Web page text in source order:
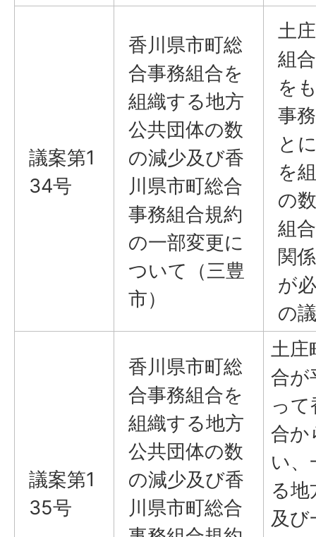
議案第1
34号
香川県市町総
合事務組合を
組織する地方
公共団体の数
の減少及び香
川県市町総合
事務組合規約
の一部変更に
ついて（三豊
市）
土
組
を
事
と
を
の
組
関
が
の
議案第1
35号
香川県市町総
合事務組合を
組織する地方
公共団体の数
の減少及び香
川県市町総合
土庄
合が
っ
合か
い、
る地
及び